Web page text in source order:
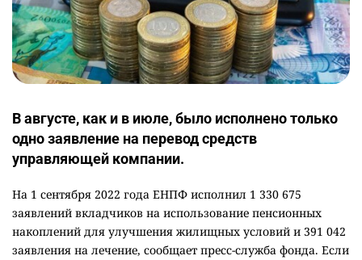
В августе, как и в июле, было исполнено только
одно заявление на перевод средств
управляющей компании.
На 1 сентября 2022 года ЕНПФ исполнил 1 330 675
заявлений вкладчиков на использование пенсионных
накоплений для улучшения жилищных условий и 391 042
заявления на лечение, сообщает пресс-служба фонда. Если